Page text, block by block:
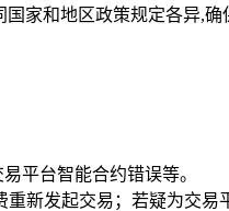
家和地区政策规定各异,确
平台智能合约错误等。
新发起交易；若疑为交易